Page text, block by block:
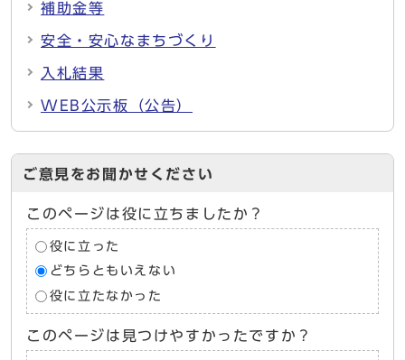
補助金等
安全・安心なまちづくり
入札結果
WEB公示板（公告）
ご意見をお聞かせください
このページは役に立ちましたか？
役に立った
どちらともいえない
役に立たなかった
このページは見つけやすかったですか？